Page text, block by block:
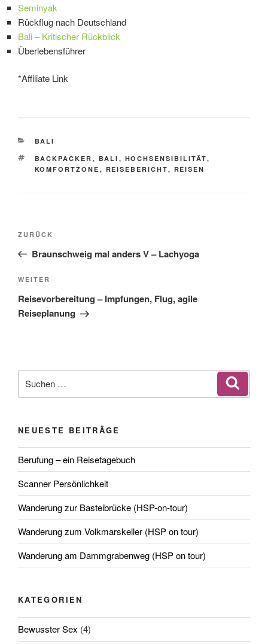
Seminyak
Rückflug nach Deutschland
Bali – Kritischer Rückblick
Überlebensführer
*Affiliate Link
KATEGORIEN
BALI
SCHLAGWÖRTER
BACKPACKER , BALI , HOCHSENSIBILITÄT,
KOMFORTZONE , REISEBERICHT, REISEN
Beitragsnavigation
Vorheriger
Beitrag
ZURÜCK
Braunschweig mal anders V – Lachyoga
Nächster
Beitrag
WEITER
Reisevorbereitung – Impfungen, Flug, agile
Reiseplanung
nach:
NEUESTE BEITRÄGE
Berufung – ein Reisetagebuch
Scanner Persönlichkeit
Wanderung zur Basteibrücke (HSP-on-tour)
Wanderung zum Volkmarskeller (HSP on tour)
Wanderung am Dammgrabenweg (HSP on tour)
KATEGORIEN
Bewusster Sex (4)